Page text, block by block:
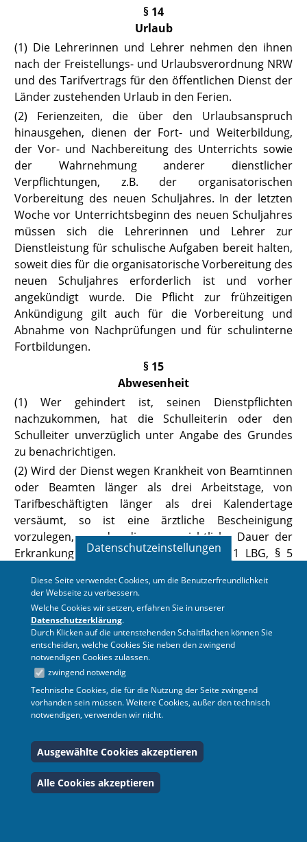
Datenschutzeinstellungen
Diese Seite verwendet Cookies, um die Benutzerfreundlichkeit
der Webseite zu verbessern.
Welche Cookies wir setzen, erfahren Sie in unserer
Datenschutzerklärung.
Durch Klicken auf die untenstehenden Schaltflächen können Sie
entscheiden, welche Cookies Sie neben den zwingend
notwendigen Cookies zulassen.
zwingend notwendig
Technische Cookies, die für die Nutzung der Seite zwingend
vorhanden sein müssen. Weitere Cookies, außer den technisch
notwendigen, verwenden wir nicht.
Ausgewählte Cookies akzeptieren
Alle Cookies akzeptieren
§ 14
Urlaub
(1) Die Lehrerinnen und Lehrer nehmen den ihnen
nach der Freistellungs- und Urlaubsverordnung NRW
und des Tarifvertrags für den öffentlichen Dienst der
Länder zustehenden Urlaub in den Ferien.
(2) Ferienzeiten, die über den Urlaubsanspruch
hinausgehen, dienen der Fort- und Weiterbildung,
der Vor- und Nachbereitung des Unterrichts sowie
der Wahrnehmung anderer dienstlicher
Verpflichtungen, z.B. der organisatorischen
Vorbereitung des neuen Schuljahres. In der letzten
Woche vor Unterrichtsbeginn des neuen Schuljahres
müssen sich die Lehrerinnen und Lehrer zur
Dienstleistung für schulische Aufgaben bereit halten,
soweit dies für die organisatorische Vorbereitung des
neuen Schuljahres erforderlich ist und vorher
angekündigt wurde. Die Pflicht zur frühzeitigen
Ankündigung gilt auch für die Vorbereitung und
Abnahme von Nachprüfungen und für schulinterne
Fortbildungen.
§ 15
Abwesenheit
(1) Wer gehindert ist, seinen Dienstpflichten
nachzukommen, hat die Schulleiterin oder den
Schulleiter unverzüglich unter Angabe des Grundes
zu benachrichtigen.
(2) Wird der Dienst wegen Krankheit von Beamtinnen
oder Beamten länger als drei Arbeitstage, von
Tarifbeschäftigten länger als drei Kalendertage
versäumt, so ist eine ärztliche Bescheinigung
vorzulegen, aus der dievoraussichtliche Dauer der
Erkrankung ersichtlich ist (§ 62 Absatz 1 LBG, § 5
(3) Unabhängig von der Dauer meldet die
Schulleitung das Versäumnis der
Schulaufsichtsbehörde, bei Lehramtsanwärterinnen
und -anwärtern der Leitung des Zentrums für
schulpraktische Lehrerausbildung. Die
Schulaufsichtsbehörde oder die Leitung des
Zentrums für schulpraktische Lehrerausbildung kann
hierzu unter Berücksichtigung der rechtlichen
Erfordernisse (z.B. betriebliches
Festlegungen treffen.
(4) Über das krankheitsbedingte Versäumnis von
Tarifbeschäftigten ist die Schulaufsichtsbehörde